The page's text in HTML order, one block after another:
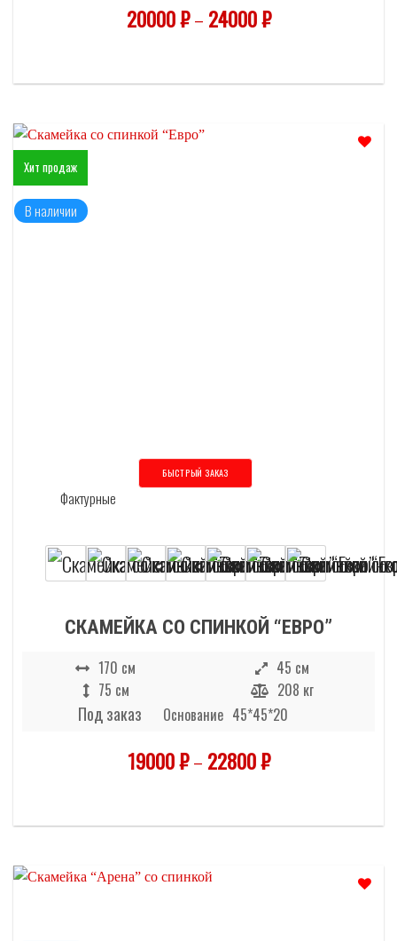
20000₽– 24000₽
Хит продаж
В наличии
БЫСТРЫЙ ЗАКАЗ
СКАМЕЙКА СО СПИНКОЙ “ЕВРО”
170 см
45 см
75 см
208 кг
Под заказ Основание 45*45*20
19000₽– 22800₽